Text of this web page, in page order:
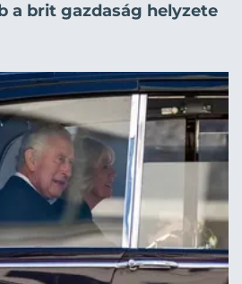
a brit gazdaság helyzete